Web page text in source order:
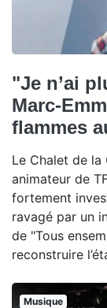
"Je n’ai
Marc-
flammes
Le Chalet de la
animateur de
fortement
ravagé par un
de "Tous
reconstruire
Musique